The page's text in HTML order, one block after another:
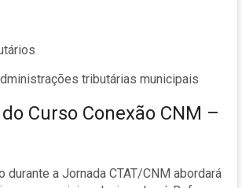
tributárias municipais
Curso Conexão CNM –
durante a Jornada CTAT/CNM abordará